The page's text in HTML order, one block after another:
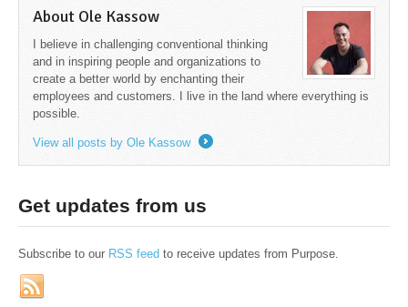
About Ole Kassow
I believe in challenging conventional thinking
and in inspiring people and organizations to
create a better world by enchanting their
employees and customers. I live in the land where everything is
possible.
View all posts by Ole Kassow
Get updates from us
Subscribe to our RSS feed to receive updates from Purpose.